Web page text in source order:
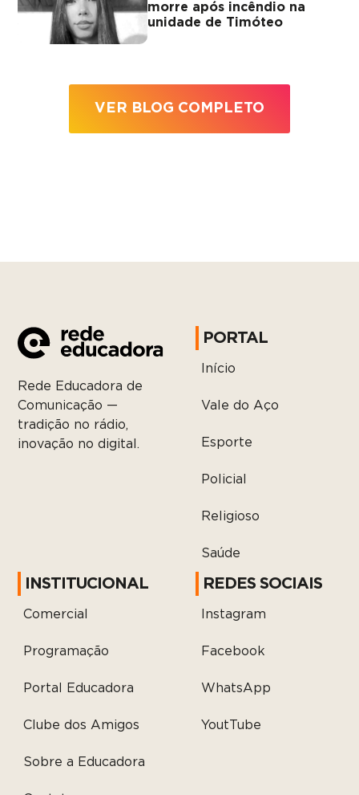
morre após incêndio na
unidade de Timóteo
VER BLOG COMPLETO
Rede Educadora de
Comunicação —
tradição no rádio,
inovação no digital.
PORTAL
Início
Vale do Aço
Esporte
Policial
Religioso
Saúde
INSTITUCIONAL
Comercial
Programação
Portal Educadora
Clube dos Amigos
Sobre a Educadora
REDES SOCIAIS
Instagram
Facebook
WhatsApp
YoutTube